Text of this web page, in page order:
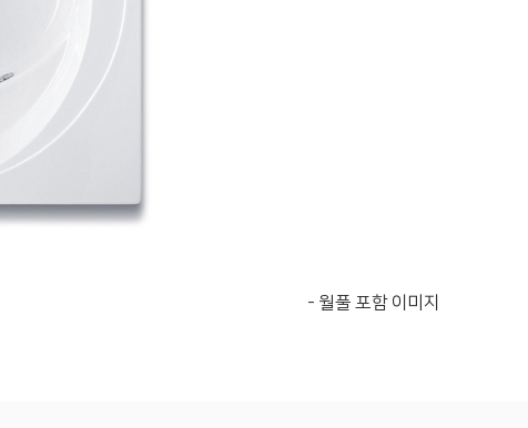
- 월풀 포함 이미지